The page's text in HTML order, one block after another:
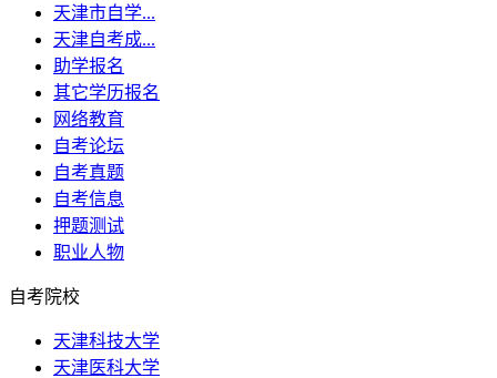
天津市自学...
天津自考成...
助学报名
其它学历报名
网络教育
自考论坛
自考真题
自考信息
押题测试
职业人物
自考院校
天津科技大学
天津医科大学